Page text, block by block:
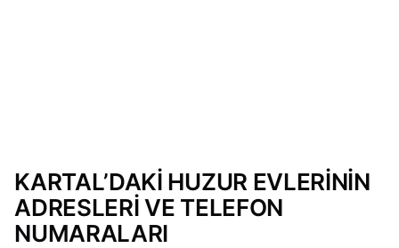
KARTAL’DAKİ HUZUR EVLERİNİN
ADRESLERİ VE TELEFON
NUMARALARI